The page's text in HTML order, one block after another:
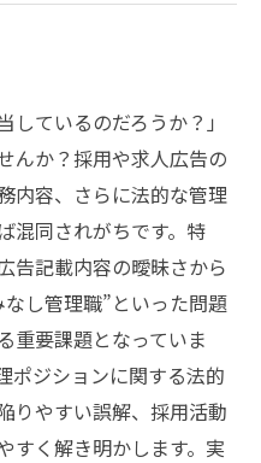
ているのだろうか？」
んか？採用や求人広告の
内容、さらに法的な管理
混同されがちです。特
告記載内容の曖昧さから
し管理職”といった問題
重要課題となっていま
ポジションに関する法的
りやすい誤解、採用活動
すく解き明かします。実